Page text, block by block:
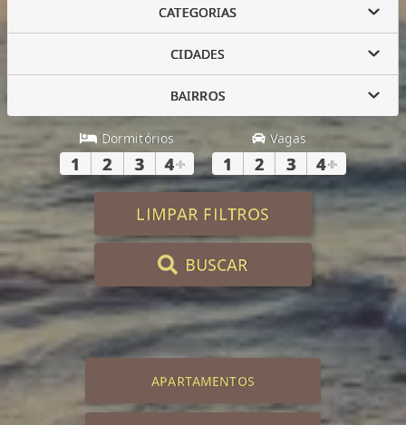
CATEGORIAS
CIDADES
BAIRROS
Dormitórios
1 2 3 4+
Vagas
1 2 3 4+
LIMPAR FILTROS
BUSCAR
APARTAMENTOS